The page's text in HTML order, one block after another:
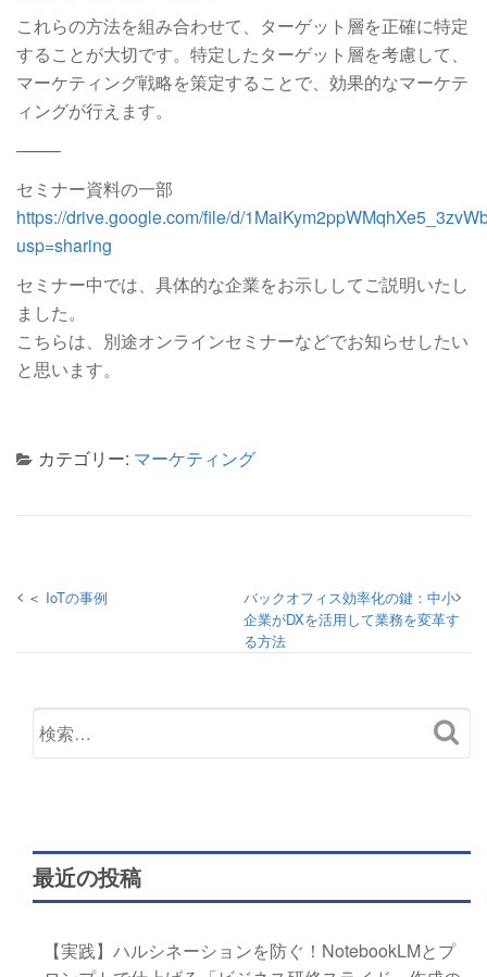
これらの方法を組み合わせて、ターゲット層を正確に特定
することが大切です。特定したターゲット層を考慮して、
マーケティング戦略を策定することで、効果的なマーケテ
ィングが行えます。
——–
セミナー資料の一部
https://drive.google.com/file/d/
usp=sharing
セミナー中では、具体的な企業をお示ししてご説明いたし
ました。
こちらは、別途オンラインセミナーなどでお知らせしたい
と思います。
カテゴリー: マーケティング
IoTの事例
バックオフィス効率化の鍵：中小
企業がDXを活用して業務を変革す
る方法
最近の投稿
【実践】ハルシネーションを防ぐ！NotebookLMとプ